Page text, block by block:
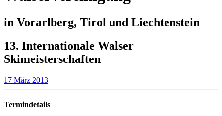
in Vorarlberg, Tirol und Liechtenstein
13. Internationale Walser
Skimeisterschaften
17 März 2013
Termindetails